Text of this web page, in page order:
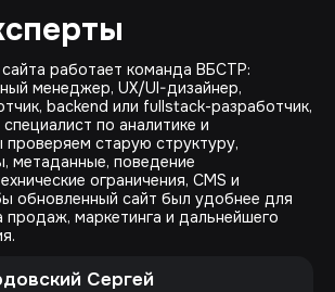
работает команда ВБСТР:
менеджер, UX/UI-дизайнер,
backend или fullstack-разработчик,
по аналитике и
старую структуру,
метаданные, поведение
ограничения, CMS и
обновленный сайт был удобнее для
продаж, маркетинга и дальнейшего
Сергей